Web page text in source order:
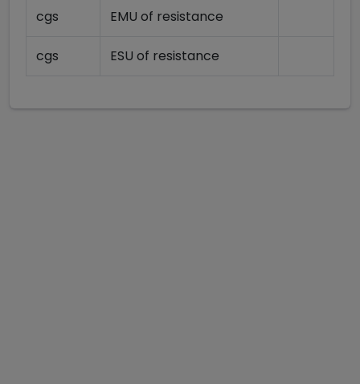
cgs EMU of resistance
cgs ESU of resistance